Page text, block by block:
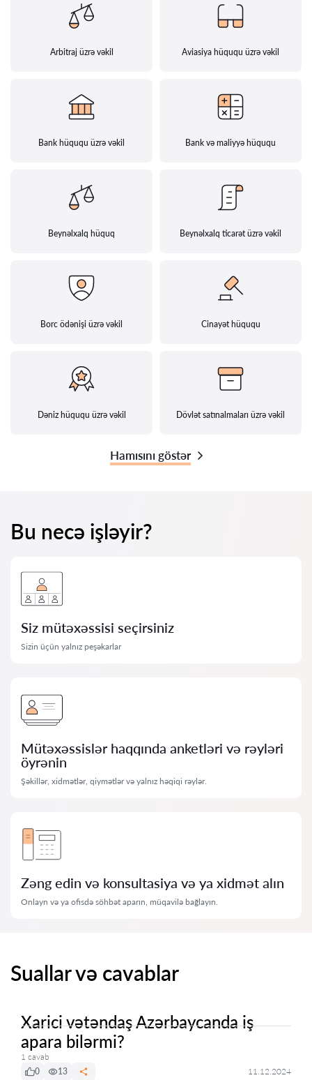
Arbitraj üzrə vəkil Aviasiya hüququ üzrə vəkil
Bank hüququ üzrə vəkil Bank və maliyyə hüququ
Beynəlxalq hüquq Beynəlxalq ticarət üzrə vəkil
Borc ödənişi üzrə vəkil Cinayət hüququ
Dəniz hüququ üzrə vəkil Dövlət satınalmaları üzrə vəkil
Hamısını göstər
Bu necə işləyir?
Siz mütəxəssisi seçirsiniz
Sizin üçün yalnız peşəkarlar
Mütəxəssislər haqqında anketləri və rəyləri
öyrənin
Şəkillər, xidmətlər, qiymətlər və yalnız həqiqi rəylər.
Zəng edin və konsultasiya və ya xidmət alın
Onlayn və ya ofisdə söhbət aparın, müqavilə bağlayın.
Suallar və cavablar
Xarici vətəndaş Azərbaycanda iş
apara bilərmi?
1 cavab
0
13 11.12.2024